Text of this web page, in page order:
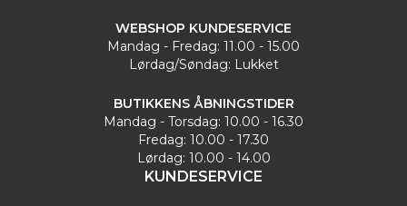
WEBSHOP KUNDESERVICE
Mandag - Fredag: 11.00 - 15.00
Lørdag/Søndag: Lukket
BUTIKKENS ÅBNINGSTIDER
Mandag - Torsdag: 10.00 - 16.30
Fredag: 10.00 - 17.30
Lørdag: 10.00 - 14.00
KUNDESERVICE